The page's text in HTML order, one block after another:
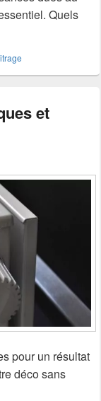
Quels
et
pour un résultat
déco sans